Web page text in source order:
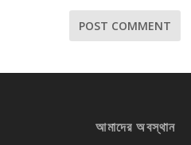
আমাদের অবস্থান